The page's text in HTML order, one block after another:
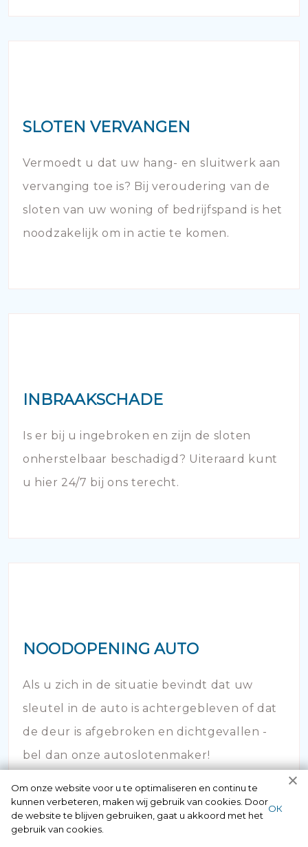
SLOTEN VERVANGEN
Vermoedt u dat uw hang- en sluitwerk aan
vervanging toe is? Bij veroudering van de
sloten van uw woning of bedrijfspand is het
noodzakelijk om in actie te komen.
INBRAAKSCHADE
Is er bij u ingebroken en zijn de sloten
onherstelbaar beschadigd? Uiteraard kunt
u hier 24/7 bij ons terecht.
NOODOPENING AUTO
Als u zich in de situatie bevindt dat uw
sleutel in de auto is achtergebleven of dat
de deur is afgebroken en dichtgevallen -
bel dan onze autoslotenmaker!
Om onze website voor u te optimaliseren en continu te
kunnen verbeteren, maken wij gebruik van cookies. Door
de website te blijven gebruiken, gaat u akkoord met het
gebruik van cookies.
ОК